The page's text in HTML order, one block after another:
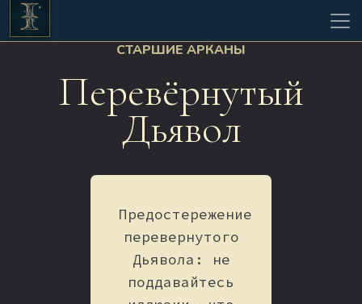
СТАРШИЕ АРКАНЫ
Перевёрнутый
Дьявол
Предостережение
перевернутого
Дьявола: не
поддавайтесь